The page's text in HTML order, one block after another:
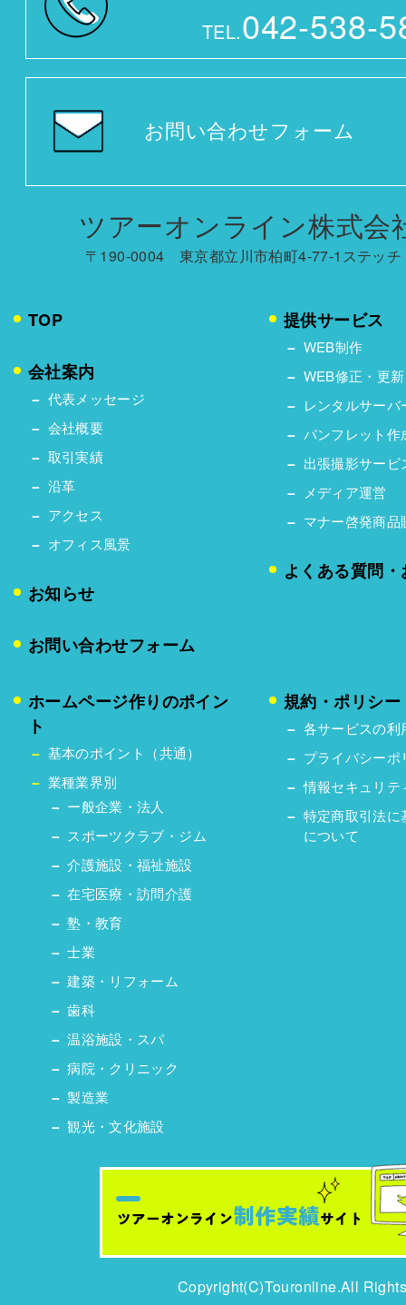
TEL.042-538-
お問い合わせフォーム
ツアーオンライン株式会
〒190-0004 東京都立川市柏町4-77-1ステッチ
TOP
会社案内
代表メッセージ
会社概要
取引実績
沿革
アクセス
オフィス風景
お知らせ
お問い合わせフォーム
提供サービス
WEB制作
WEB修正・更新
レンタルサーバ
パンフレット作
出張撮影サービ
メディア運営
マナー啓発商品
よくある質問
ホームページ作りのポイン
ト
基本のポイント（共通）
業種業界別
ー般企業・法人
スポーツクラブ・ジム
介護施設・福祉施設
在宅医療・訪問介護
塾・教育
士業
建築・リフォーム
歯科
温浴施設・スパ
病院・クリニック
製造業
観光・文化施設
規約・ポリシー
各サービスの利
プライバシーポ
情報セキュリテ
特定商取引法に
について
Copyright(C)Touronline.All